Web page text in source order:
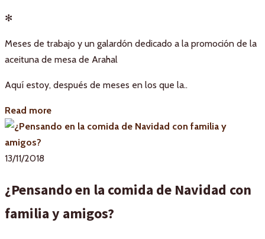
✻
Meses de trabajo y un galardón dedicado a la promoción de la
aceituna de mesa de Arahal
Aquí estoy, después de meses en los que la..
Read more
13/11/2018
¿Pensando en la comida de Navidad con
familia y amigos?